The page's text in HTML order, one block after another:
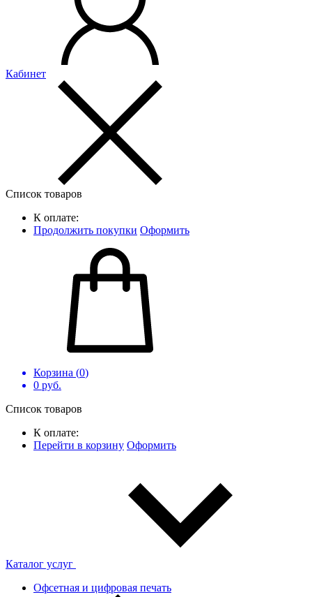
Кабинет
Список товаров
К оплате:
Продолжить покупки Оформить
Корзина (0)
0 руб.
Список товаров
К оплате:
Перейти в корзину Оформить
Каталог услуг
Офсетная и цифровая печать